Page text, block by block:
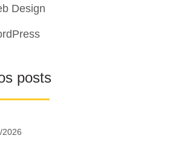
Design
posts
2026